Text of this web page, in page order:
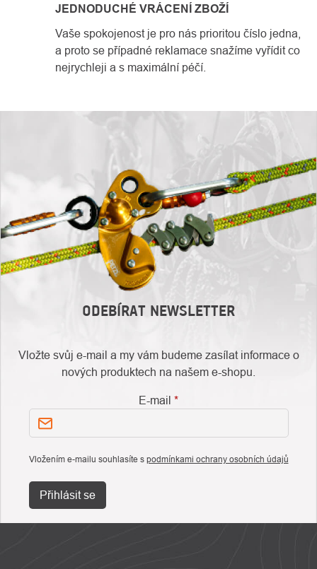
JEDNODUCHÉ VRÁCENÍ ZBOŽÍ
Vaše spokojenost je pro nás prioritou číslo jedna,
a proto se případné reklamace snažíme vyřídit co
nejrychleji a s maximální péčí.
ODEBÍRAT NEWSLETTER
Vložte svůj e-mail a my vám budeme zasílat informace o
nových produktech na našem e-shopu.
E-mail
Vložením e-mailu souhlasíte s podmínkami ochrany osobních údajů
Přihlásit se